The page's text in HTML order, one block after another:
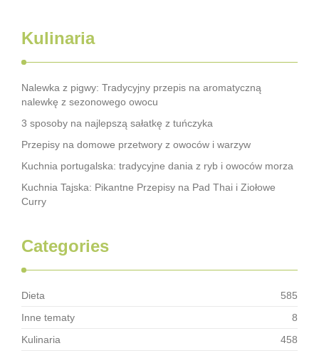
Kulinaria
Nalewka z pigwy: Tradycyjny przepis na aromatyczną
nalewkę z sezonowego owocu
3 sposoby na najlepszą sałatkę z tuńczyka
Przepisy na domowe przetwory z owoców i warzyw
Kuchnia portugalska: tradycyjne dania z ryb i owoców morza
Kuchnia Tajska: Pikantne Przepisy na Pad Thai i Ziołowe
Curry
Categories
Dieta
585
Inne tematy
8
Kulinaria
458